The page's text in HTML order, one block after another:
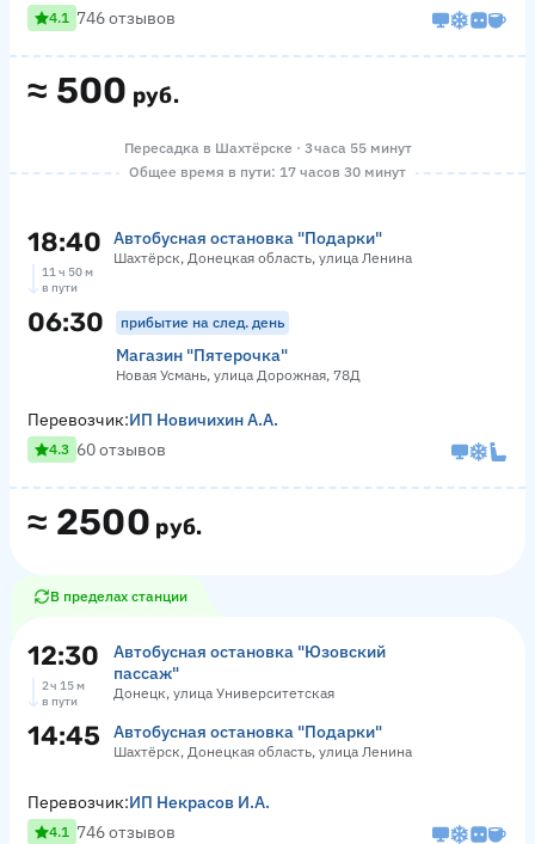
≈ 500 руб.
4.1 746 отзывов
Пересадка в Шахтёрске · 3 часа 55 минут
Общее время в пути: 17 часов 30 минут
18:40 Автобусная остановка "Подарки"
Шахтёрск, Донецкая область, улица Ленина
11 ч 50 м
в пути
06:30 прибытие на след. день
Магазин "Пятерочка"
Новая Усмань, улица Дорожная, 78Д
≈ 2500 руб.
Перевозчик:ИП Новичихин А.А.
4.3 60 отзывов
В пределах станции
12:30
Автобусная остановка "Юзовский
пассаж"
Донецк, улица Университетская
2 ч 15 м
в пути
14:45 Автобусная остановка "Подарки"
Шахтёрск, Донецкая область, улица Ленина
Перевозчик:ИП Некрасов И.А.
4.1 746 отзывов